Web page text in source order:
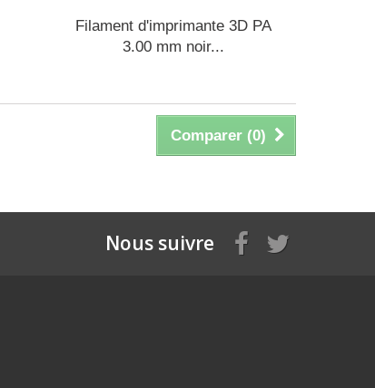
Filament d'imprimante 3D PA
3.00 mm noir...
Comparer (0)
Nous suivre